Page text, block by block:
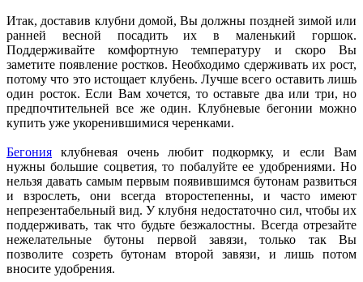
Итак, доставив клубни домой, Вы должны поздней зимой или
ранней весной посадить их в маленький горшок.
Поддерживайте комфортную температуру и скоро Вы
заметите появление ростков. Необходимо сдерживать их рост,
потому что это истощает клубень. Лучше всего оставить лишь
один росток. Если Вам хочется, то оставьте два или три, но
предпочтительней все же один. Клубневые бегонии можно
купить уже укоренившимися черенками.
Бегония клубневая очень любит подкормку, и если Вам
нужны большие соцветия, то побалуйте ее удобрениями. Но
нельзя давать самым первым появившимся бутонам развиться
и взрослеть, они всегда второстепенны, и часто имеют
непрезентабельный вид. У клубня недостаточно сил, чтобы их
поддерживать, так что будьте безжалостны. Всегда отрезайте
нежелательные бутоны первой завязи, только так Вы
позволите созреть бутонам второй завязи, и лишь потом
вносите удобрения.